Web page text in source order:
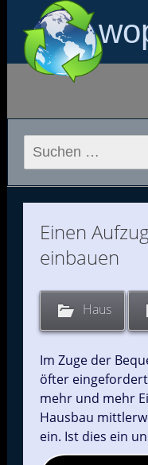
Suchen
nach:
Einen
einbauen
Haus
Im Zuge der
öfter
mehr und mehr
Hausbau
ein. Ist dies ein